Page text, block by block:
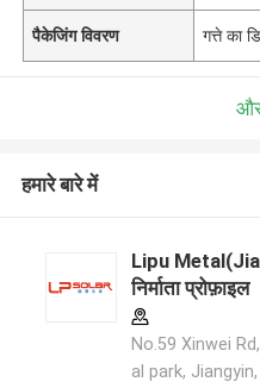
पैकेजिंग विवरण गत्ते का
हमारे बारे में
Lipu
निर्माता प्रोफ़ाइल
No.59 Xinwei
al park,